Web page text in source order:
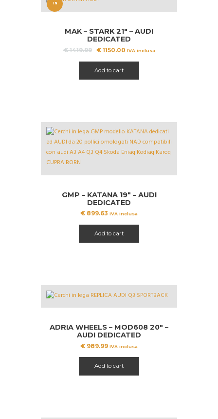
IN
MAK – STARK 21″ – AUDI
DEDICATED
€1419.99
Il
era:
€ 1419.99.
€1150.00Il
€ 1150.00.
IVA inclusa
Add to cart
GMP – KATANA 19″ – AUDI
DEDICATED
€ 899.63 IVA inclusa
Add to cart
ADRIA WHEELS – MOD608 20″ –
AUDI DEDICATED
€ 989.99 IVA inclusa
Add to cart